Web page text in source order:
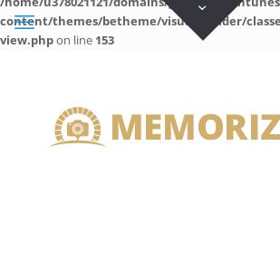
content/themes/betheme/visual-builder/
view.phpon line 153